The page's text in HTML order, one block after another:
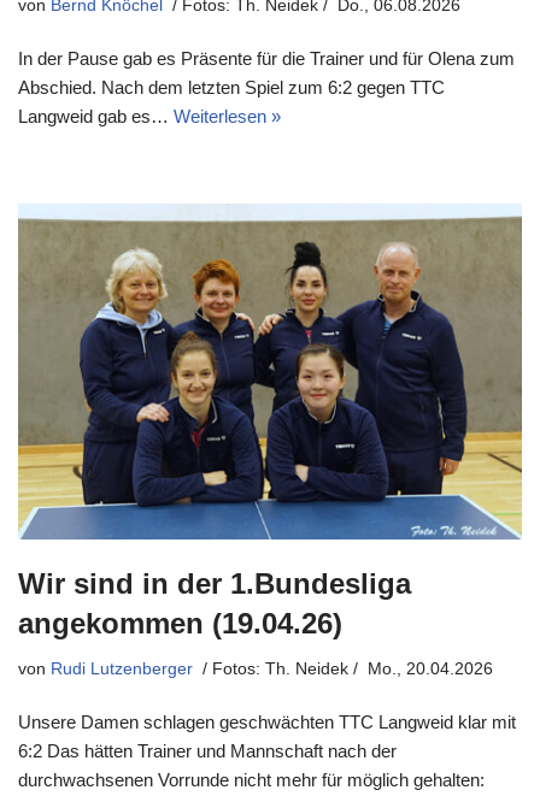
von Bernd Knöchel Do., 06.08.2026
In der Pause gab es Präsente für die Trainer und für Olena zum
Abschied. Nach dem letzten Spiel zum 6:2 gegen TTC
Langweid gab es… Weiterlesen »
Wir sind in der 1.Bundesliga
angekommen (19.04.26)
von Rudi Lutzenberger Mo., 20.04.2026
Unsere Damen schlagen geschwächten TTC Langweid klar mit
6:2 Das hätten Trainer und Mannschaft nach der
durchwachsenen Vorrunde nicht mehr für möglich gehalten: